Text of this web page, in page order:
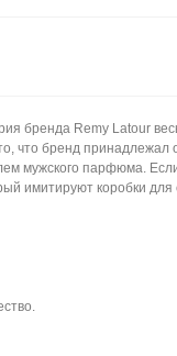
бренда Remy Latour
что бренд
мужского парфюма.
имитируют коробки для